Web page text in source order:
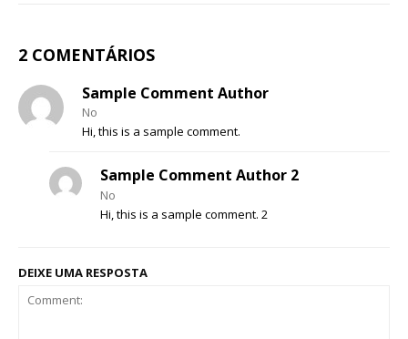
ASSINATURA
IMPRESSA
32€
12 meses
2 COMENTÁRIOS
Sample Comment Author
No
Hi, this is a sample comment.
Sample Comment Author 2
No
Hi, this is a sample comment. 2
DEIXE UMA RESPOSTA